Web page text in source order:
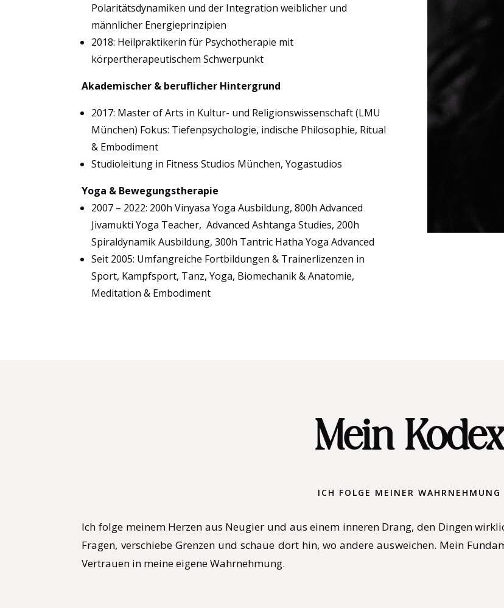
Polaritätsdynamiken und der Integration weiblicher und
männlicher Energieprinzipien
2018: Heilpraktikerin für Psychotherapie mit
körpertherapeutischem Schwerpunkt
Akademischer & beruflicher Hintergrund
2017: Master of Arts in Kultur- und Religionswissenschaft (LMU
München) Fokus: Tiefenpsychologie, indische Philosophie, Ritual
& Embodiment
Studioleitung in Fitness Studios München, Yogastudios
Yoga & Bewegungstherapie
2007 – 2022: 200h Vinyasa Yoga Ausbildung, 800h Advanced
Jivamukti Yoga Teacher, Advanced Ashtanga Studies, 200h
Spiraldynamik Ausbildung, 300h Tantric Hatha Yoga Advanced
Seit 2005: Umfangreiche Fortbildungen & Trainerlizenzen in
Sport, Kampfsport, Tanz, Yoga, Biomechanik & Anatomie,
Meditation & Embodiment
Mein Kodex
ICH FOLGE MEINER WAHRNEHMUNG
Ich folge meinem Herzen aus Neugier und aus einem inneren Drang, den Dingen
Fragen, verschiebe Grenzen und schaue dort hin, wo andere ausweichen. Mein
Vertrauen in meine eigene Wahrnehmung.